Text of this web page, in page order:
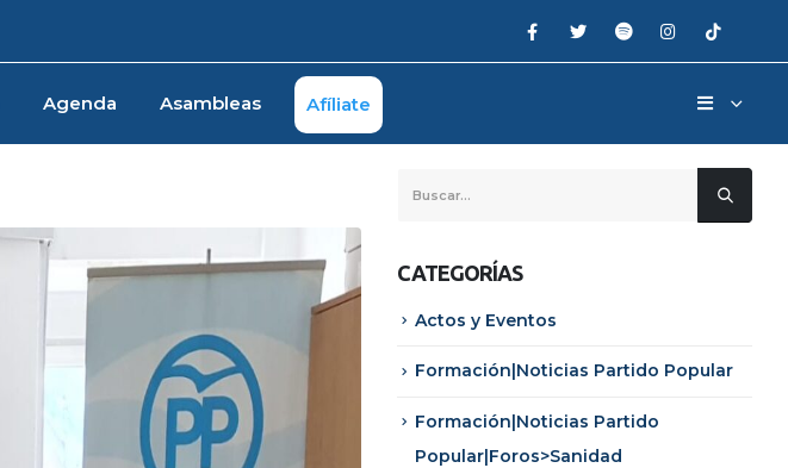
Agenda Asambleas Afíliate
CATEGORÍAS
Actos y Eventos
Formación|Noticias Partido Popular
Formación|Noticias Partido
Popular|Foros>Sanidad